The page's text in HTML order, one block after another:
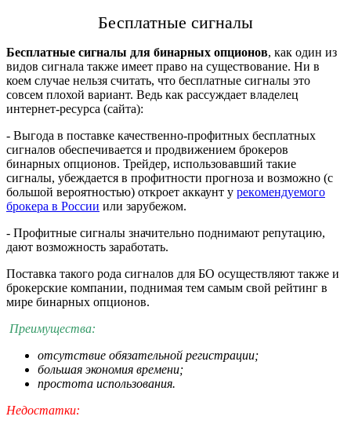
Бесплатные сигналы
Бесплатные сигналы для бинарных опционов, как один из
видов сигнала также имеет право на существование. Ни в
коем случае нельзя считать, что бесплатные сигналы это
совсем плохой вариант. Ведь как рассуждает владелец
интернет-ресурса (сайта):
- Выгода в поставке качественно-профитных бесплатных
сигналов обеспечивается и продвижением брокеров
бинарных опционов. Трейдер, использовавший такие
сигналы, убеждается в профитности прогноза и возможно (с
большой вероятностью) откроет аккаунт у рекoмендуемого
брoкера в России или зарубежом.
- Профитные сигналы значительно поднимают репутацию,
дают возможность заработать.
Поставка такого рода сигналов для БО осуществляют также и
брокерские компании, поднимая тем самым свой рейтинг в
мире бинарных опционов.
Преимущества:
отсутствие обязательной регистрации;
большая экономия времени;
простота использования.
Недостатки: